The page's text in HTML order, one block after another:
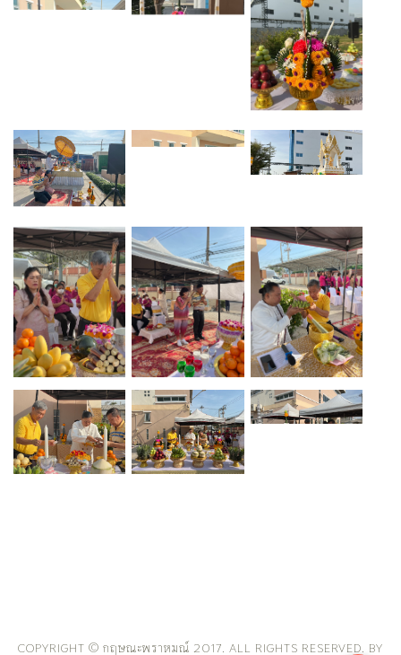
COPYRIGHT © กฤษณะพราหมณ์ 2017. ALL RIGHTS RESERVED. BY